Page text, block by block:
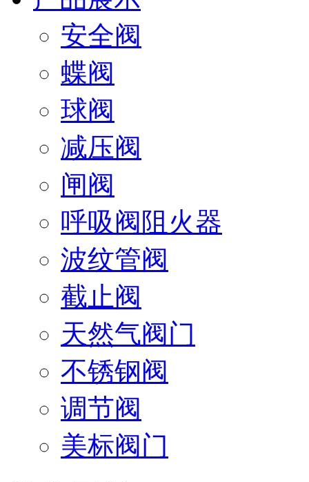
安全阀
蝶阀
球阀
减压阀
闸阀
呼吸阀阻火器
波纹管阀
截止阀
天然气阀门
不锈钢阀
调节阀
美标阀门